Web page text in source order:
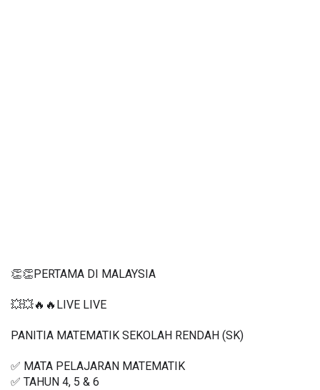
👏👏PERTAMA DI MALAYSIA
💥💥🔥🔥LIVE LIVE
PANITIA MATEMATIK SEKOLAH RENDAH (SK)
✅ MATA PELAJARAN MATEMATIK
✅ TAHUN 4, 5 & 6